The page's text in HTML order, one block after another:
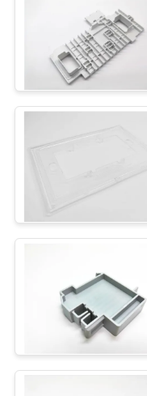
NOUVELLES
DEMANDEZ
UNE
CITATION
SITE
PRIVACY
POLICY